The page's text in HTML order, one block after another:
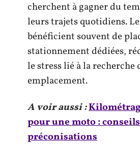
cherchent à gagner du
leurs trajets quotidiens.
bénéficient souvent de
stationnement dédiées,
le stress lié à la recherche
emplacement.
A voir aussi :
pour une moto :
préconisations